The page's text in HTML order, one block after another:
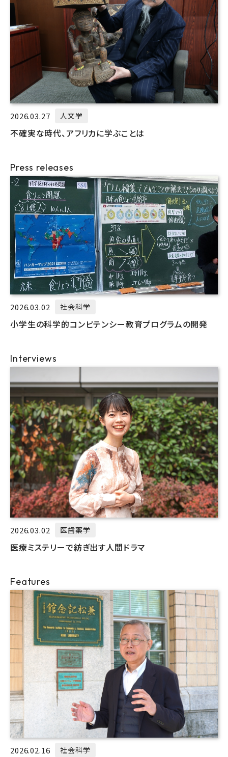
2026.03.27 人文学
不確実な時代、アフリカに学ぶことは
Press releases
2026.03.02 社会科学
小学生の科学的コンピテンシー教育プログラムの開発
Interviews
2026.03.02 医歯薬学
医療ミステリーで紡ぎ出す人間ドラマ
Features
2026.02.16 社会科学